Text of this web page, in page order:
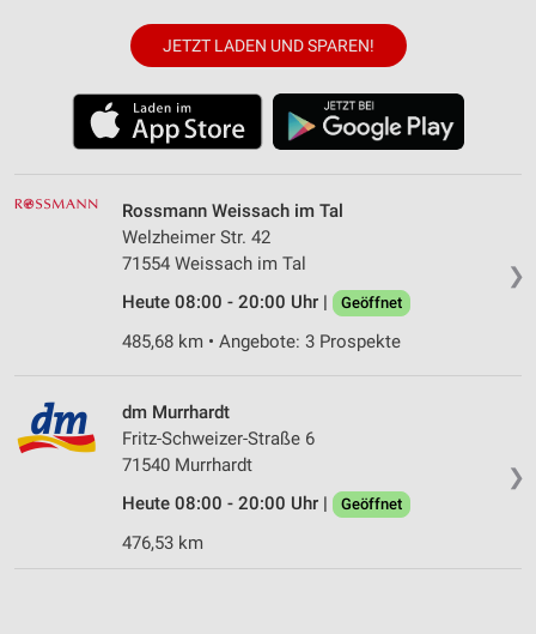
JETZT LADEN UND SPAREN!
❯
Rossmann Weissach im Tal
Welzheimer Str. 42
71554 Weissach im Tal
Heute 08:00 - 20:00 Uhr |
Geöffnet
485,68 km • Angebote: 3 Prospekte
❯
dm Murrhardt
Fritz-Schweizer-Straße 6
71540 Murrhardt
Heute 08:00 - 20:00 Uhr |
Geöffnet
476,53 km